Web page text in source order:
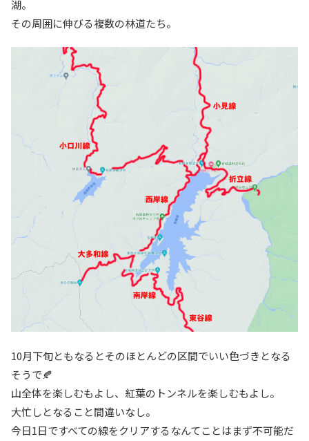
湖。
その周囲に伸びる複数の林道たち。
10月下旬ともなるとそのほとんどの区間でいい色づきとなる
そうで🍂
山全体を楽しむもよし、紅葉のトンネルを楽しむもよし。
大忙しとなること間違いなし。
今日1日ですべての線をクリアするなんてことはまず不可能だ